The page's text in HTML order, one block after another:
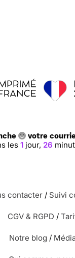
votre
les 1jour, 26
contacter / Suivi
CGV & RGPD /
Notre blog /